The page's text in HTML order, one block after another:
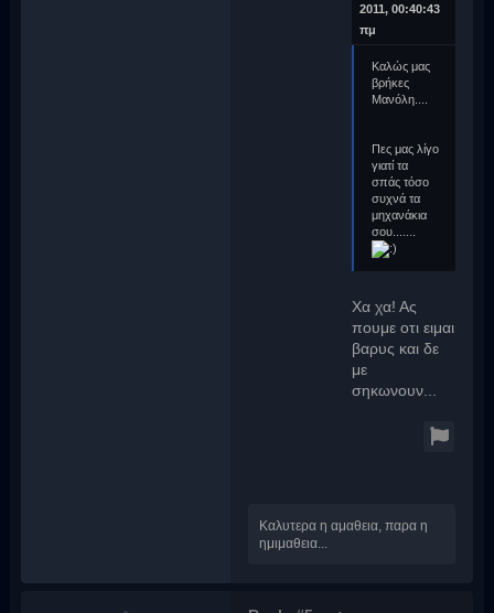
2011, 00:40:43
πμ
Καλώς μας
βρήκες
Μανόλη....
Πες μας λίγο
γιατί τα
σπάς τόσο
συχνά τα
μηχανάκια
σου.......
Χα χα! Ας
πουμε οτι ειμαι
βαρυς και δε
με
σηκωνουν...
Καλυτερα η αμαθεια, παρα η
ημιμαθεια...